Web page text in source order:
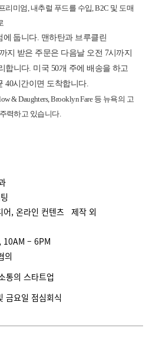
리미엄,내추럴 푸드를 수입, B2C 및 도매
에 둡니다. 맨하탄과 브루클린
지 받은 주문은 다음날 오전 7시까지
합니다. 미국 50개 주에 배송을 하고
40시간이면 도착합니다.
& Daughters, Brooklyn Fare 등 뉴욕의 고
력하고 있습니다.
어, 온라인 컨텐츠 제작 외
10AM – 6PM
의
통의 스타트업
금요일 점심회식